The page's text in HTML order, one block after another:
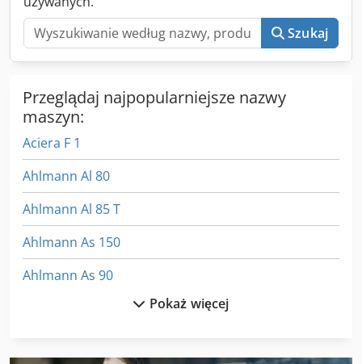
Am Dsr
Szukaj
Przeglądaj najpopularniejsze nazwy
maszyn:
Aciera F 1
Ahlmann Al 80
Ahlmann Al 85 T
Ahlmann As 150
Ahlmann As 90
Pokaż więcej